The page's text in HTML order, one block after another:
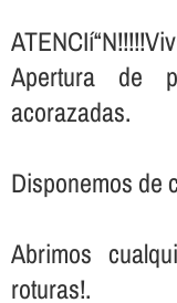
Apertura de
acorazadas.
Disponemos de
Abrimos
roturas!.